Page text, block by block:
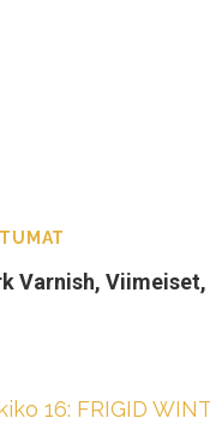
Varnish,